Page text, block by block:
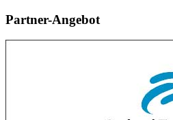
Partner-Angebot